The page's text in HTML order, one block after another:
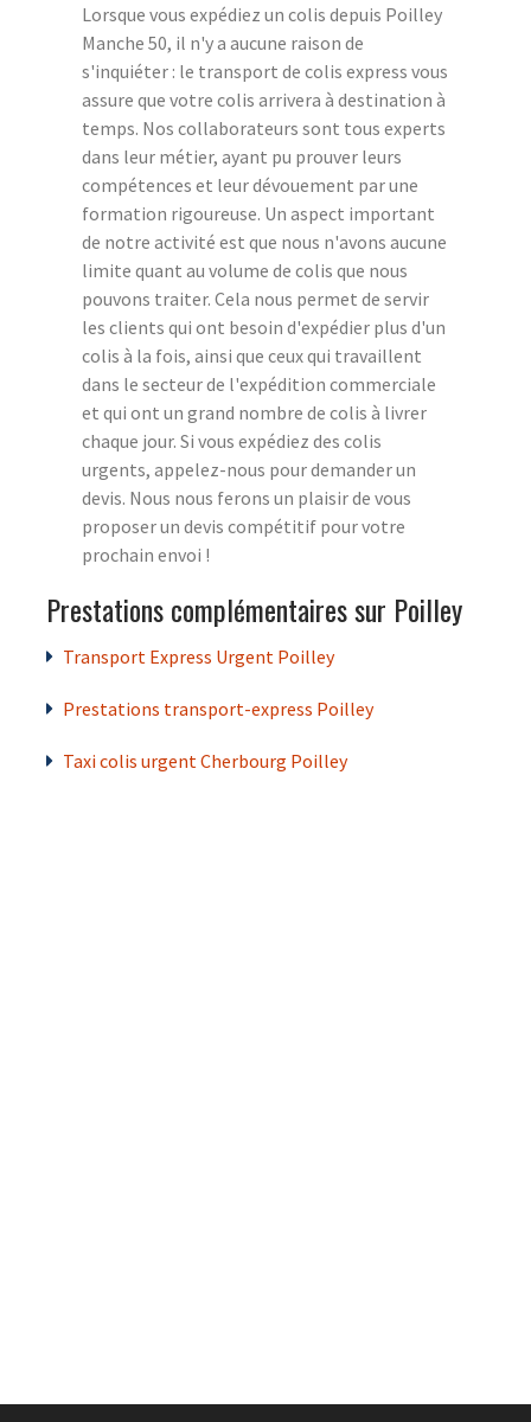
Lorsque vous expédiez un colis depuis Poilley
Manche 50, il n'y a aucune raison de
s'inquiéter : le transport de colis express vous
assure que votre colis arrivera à destination à
temps. Nos collaborateurs sont tous experts
dans leur métier, ayant pu prouver leurs
compétences et leur dévouement par une
formation rigoureuse. Un aspect important
de notre activité est que nous n'avons aucune
limite quant au volume de colis que nous
pouvons traiter. Cela nous permet de servir
les clients qui ont besoin d'expédier plus d'un
colis à la fois, ainsi que ceux qui travaillent
dans le secteur de l'expédition commerciale
et qui ont un grand nombre de colis à livrer
chaque jour. Si vous expédiez des colis
urgents, appelez-nous pour demander un
devis. Nous nous ferons un plaisir de vous
proposer un devis compétitif pour votre
prochain envoi !
Prestations complémentaires sur Poilley
Transport Express Urgent Poilley
Prestations transport-express Poilley
Taxi colis urgent Cherbourg Poilley